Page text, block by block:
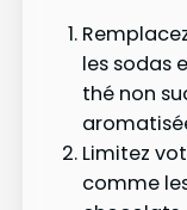
les sodas
thé non
Limitez
comme